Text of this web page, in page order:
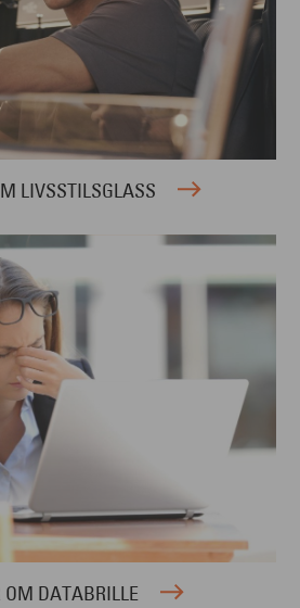
LIVSSTILSGLASS
OM DATABRILLE